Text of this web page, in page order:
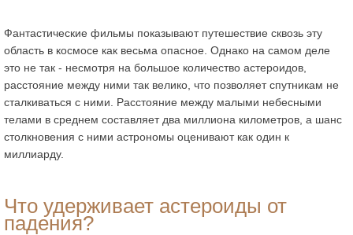
Фантастические фильмы показывают путешествие сквозь эту
область в космосе как весьма опасное. Однако на самом деле
это не так - несмотря на большое количество астероидов,
расстояние между ними так велико, что позволяет спутникам не
сталкиваться с ними. Расстояние между малыми небесными
телами в среднем составляет два миллиона километров, а шанс
столкновения с ними астрономы оценивают как один к
миллиарду.
Что удерживает астероиды от
падения?